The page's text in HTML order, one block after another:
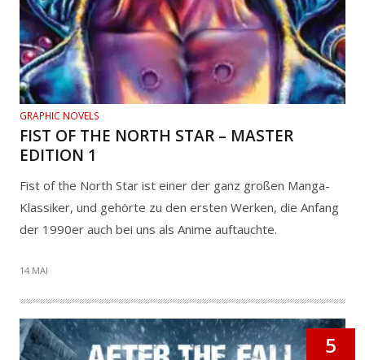
GRAPHIC NOVELS
FIST OF THE NORTH STAR – MASTER
EDITION 1
Fist of the North Star ist einer der ganz großen Manga-
Klassiker, und gehörte zu den ersten Werken, die Anfang
der 1990er auch bei uns als Anime auftauchte.
14 MAI
5